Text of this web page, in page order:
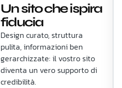
Un sito che ispira
fiducia
Design curato, struttura
pulita, informazioni ben
gerarchizzate: il vostro sito
diventa un vero supporto di
credibilità.